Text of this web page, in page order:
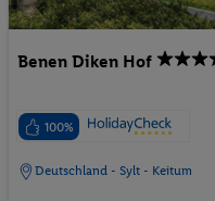
Benen Diken Hof
100%
Deutschland - Sylt - Keitum